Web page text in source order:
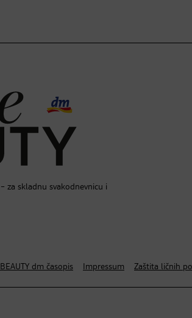
za skladnu svakodnevnicu i
dm časopis Impressum Zaštita ličnih